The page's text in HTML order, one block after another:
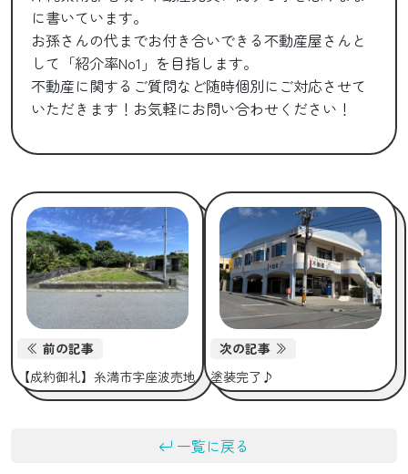
に書いています。
お孫さんの代までお付き合いできる不動産屋さんと
して「紹介率No1」を目指します。
不動産に関するご質問など随時個別にご対応させて
いただきます！お気軽にお問い合わせください！
前の記事
【成約御礼】糸満市字座波売地
次の記事
塗装完了♪
一覧に戻る